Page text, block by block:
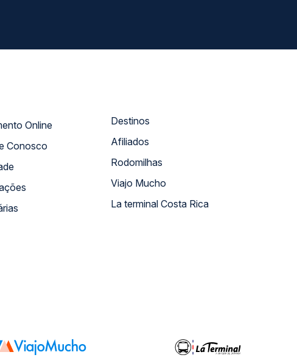
Atendimento Online
Conosco
Viações
Destinos
Afiliados
Rodomilhas
Viajo Mucho
La terminal Costa Rica